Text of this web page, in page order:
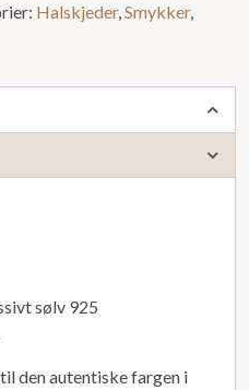
Halskjeder,Smykker,
sølv 925
den autentiske fargen i